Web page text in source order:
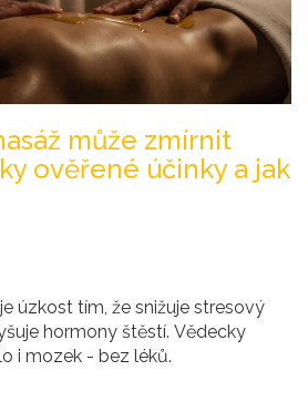
může zmírnit
ověřené účinky a jak
úzkost tím, že snižuje stresový
hormony štěstí. Vědecky
i mozek - bez léků.